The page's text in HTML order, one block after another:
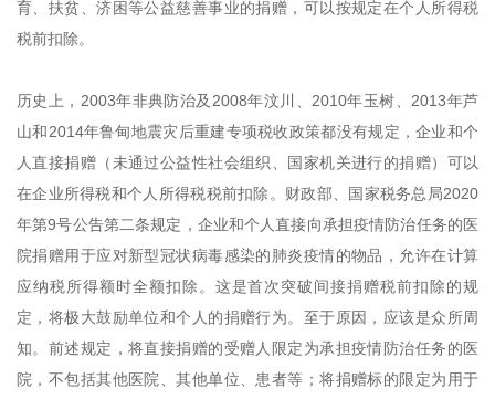
育、扶贫、济困等公益慈善事业的捐赠，可以按规定在个人所得税
税前扣除。
历史上，2003年非典防治及2008年汶川、2010年玉树、2013年芦
山和2014年鲁甸地震灾后重建专项税收政策都没有规定，企业和个
人直接捐赠（未通过公益性社会组织、国家机关进行的捐赠）可以
在企业所得税和个人所得税税前扣除。财政部、国家税务总局2020
年第9号公告第二条规定，企业和个人直接向承担疫情防治任务的医
院捐赠用于应对新型冠状病毒感染的肺炎疫情的物品，允许在计算
应纳税所得额时全额扣除。这是首次突破间接捐赠税前扣除的规
定，将极大鼓励单位和个人的捐赠行为。至于原因，应该是众所周
知。前述规定，将直接捐赠的受赠人限定为承担疫情防治任务的医
院，不包括其他医院、其他单位、患者等；将捐赠标的限定为用于